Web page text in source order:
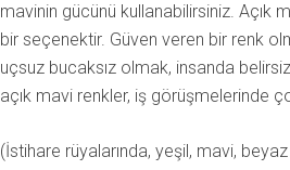
mavinin gücünü kullanabilirsiniz. Açık
bir seçenektir. Güven veren bir renk
uçsuz bucaksız olmak, insanda
açık mavi renkler, iş görüşmelerinde
(İstihare rüyalarında, yeşil, mavi,